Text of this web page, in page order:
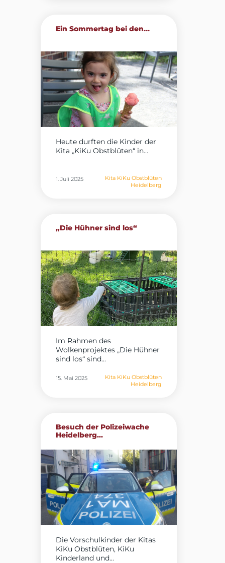
Ein Sommertag bei den...
Heute durften die Kinder der
Kita „KiKu Obstblüten“ in...
1. Juli 2025
Kita KiKu Obstblüten
Heidelberg
„Die Hühner sind los“
Im Rahmen des
Wolkenprojektes „Die Hühner
sind los“ sind...
15. Mai 2025
Kita KiKu Obstblüten
Heidelberg
Besuch der Polizeiwache
Heidelberg...
Die Vorschulkinder der Kitas
KiKu Obstblüten, KiKu
Kinderland und...